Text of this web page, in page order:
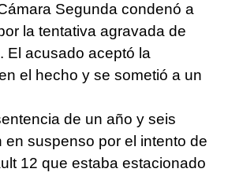
Segunda condenó a
la tentativa agravada de
El acusado aceptó la
el hecho y se sometió a un
de un año y seis
en suspenso por el intento de
12 que estaba estacionado